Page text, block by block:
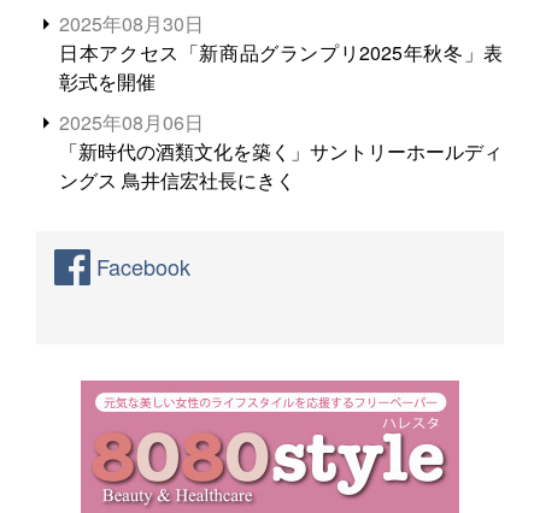
2025年08月30日
日本アクセス「新商品グランプリ2025年秋冬」表
彰式を開催
2025年08月06日
「新時代の酒類文化を築く」サントリーホールディ
ングス 鳥井信宏社長にきく
Facebook